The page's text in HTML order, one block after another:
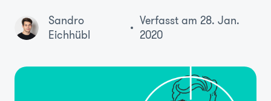
Karriere
Über Uns
Sandro
Eichhübl
Verfasst am 28. Jan.
2020